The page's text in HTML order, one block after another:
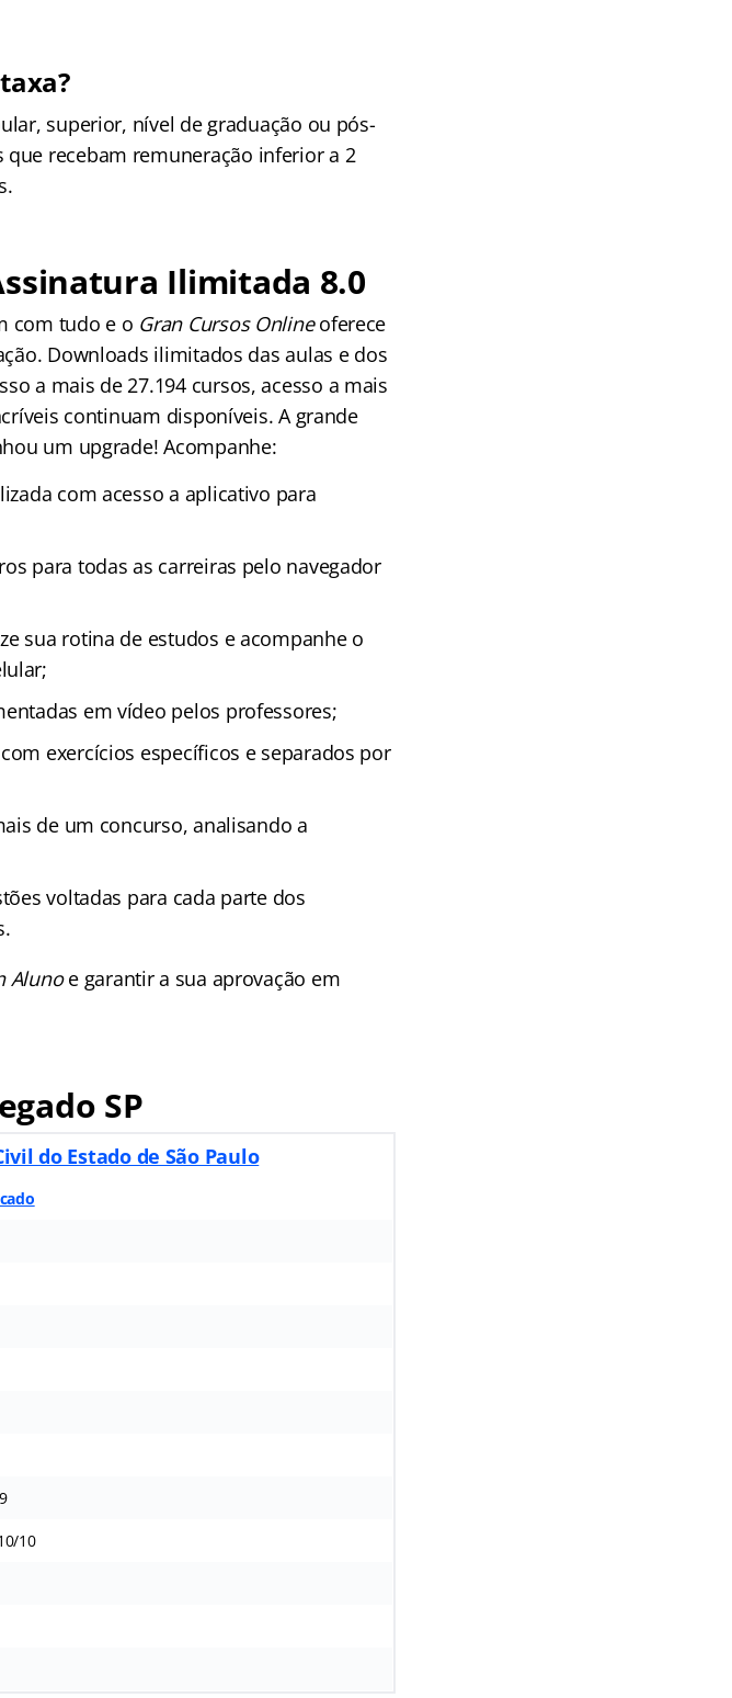
superior, nível de graduação ou pós-
recebam remuneração inferior a 2
Ilimitada 8.0
com tudo e o Gran Cursos Onlineoferece
Downloads ilimitados das aulas e dos
a mais de 27.194 cursos, acesso a mais
continuam disponíveis. A grande
um upgrade! Acompanhe:
com acesso a aplicativo para
para todas as carreiras pelo navegador
sua rotina de estudos e acompanhe o
em vídeo pelos professores;
exercícios específicos e separados por
de um concurso, analisando a
voltadas para cada parte dos
Alunoe garantir a sua aprovação em
SP
do Estado de São Paulo
10